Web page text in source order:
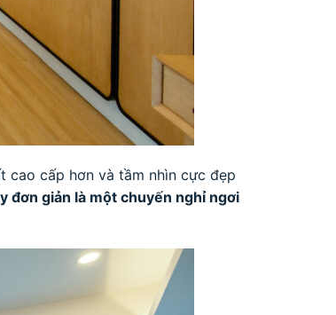
cao cấp hơn và tầm nhìn cực đẹp
đơn giản là một chuyến nghỉ ngơi